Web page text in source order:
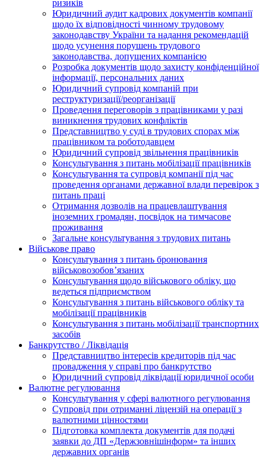
ризиків
Юридичний аудит кадрових документів компанії
щодо їх відповідності чинному трудовому
законодавству України та надання рекомендацій
щодо усунення порушень трудового
законодавства, допущених компанією
Розробка документів щодо захисту конфіденційної
інформації, персональних даних
Юридичний супровід компаній при
реструктуризації/реорганізації
Проведення переговорів з працівниками у разі
виникнення трудових конфліктів
Представництво у суді в трудових спорах між
працівником та роботодавцем
Юридичний супровід звільнення працівників
Консультування з питань мобілізації працівників
Консультування та супровід компанії під час
проведення органами державної влади перевірок з
питань праці
Отримання дозволів на працевлаштування
іноземних громадян, посвідок на тимчасове
проживання
Загальне консультування з трудових питань
Військове право
Консультування з питань бронювання
військовозобов’язаних
Консультування щодо військового обліку, що
ведеться підприємством
Консультування з питань військового обліку та
мобілізації працівників
Консультування з питань мобілізації транспортних
засобів
Банкрутство / Ліквідація
Представництво інтересів кредиторів під час
провадження у справі про банкрутство
Юридичний супровід ліквідації юридичної особи
Валютне регулювання
Консультування у сфері валютного регулювання
Супровід при отриманні ліцензій на операції з
валютними цінностями
Підготовка комплекта документів для подачі
заявки до ДП «Держзовнішінформ» та інших
державних органів